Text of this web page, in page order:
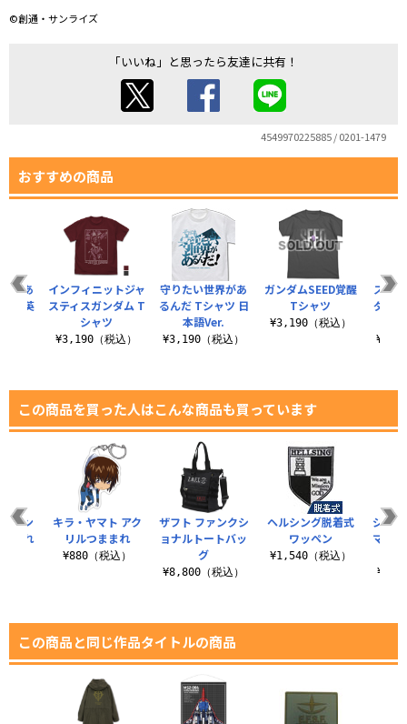
©創通・サンライズ
「いいね」と思ったら友達に共有！
4549970225885 / 0201-1479
おすすめの商品
守りたい世界があ
るんだ Tシャツ 日
本語Ver.
¥3,190（税込）
ガンダムSEED覚醒
Tシャツ
¥3,190（税込）
スト
ダム
があ
ツ 英
インフィニットジャ
スティスガンダム T
シャツ
¥3,190（税込）
この商品を買った人はこんな商品も買っています
ザフト ファンクシ
ョナルトートバッ
グ
¥8,800（税込）
ヘルシング脱着式
ワッペン
¥1,540（税込）
ジオ
マー
イン
まれ
キラ・ヤマト アク
リルつままれ
¥880（税込）
この商品と同じ作品タイトルの商品